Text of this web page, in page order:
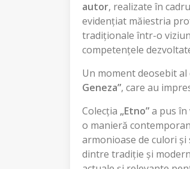
autor, realizate în
evidențiat măiestria
tradiționale într-o
competențele
Un moment deosebit
Geneza”, care au
Colecția „Etno”a pus
o manieră
armonioase de culori
dintre tradiție și